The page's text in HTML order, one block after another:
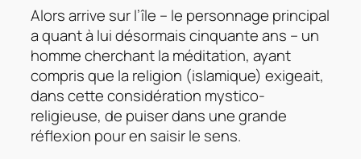
Alors arrive sur l’île – le personnage principal
a quant à lui désormais cinquante ans – un
homme cherchant la méditation, ayant
compris que la religion (islamique) exigeait,
dans cette considération mystico-
religieuse, de puiser dans une grande
réflexion pour en saisir le sens.